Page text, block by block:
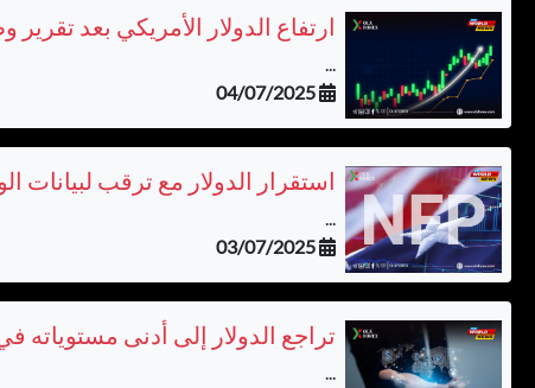
ارتفاع الدولار الأمريكي بعد
...
04/07/2025
استقرار الدولار مع ترقب لبيانات
...
03/07/2025
تراجع الدولار إلى أدنى
...